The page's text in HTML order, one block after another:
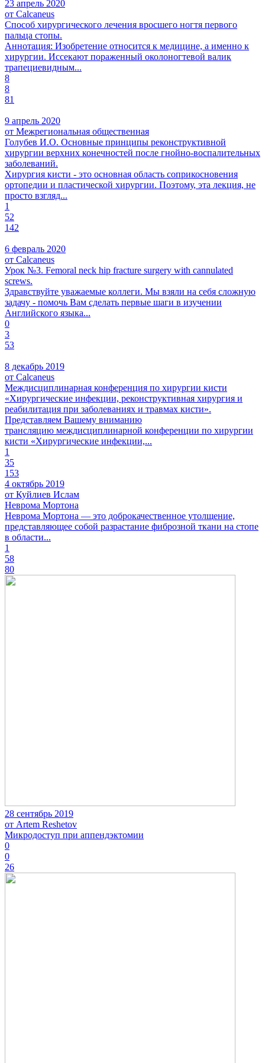
23 апрель 2020
от Calcaneus
Способ хирургического лечения вросшего ногтя первого
пальца стопы.
Аннотация: Изобретение относится к медицине, а именно к
хирургии. Иссекают пораженный околоногтевой валик
трапециевидным...
8
8
81
9 апрель 2020
от Межрегиональная общественная
Голубев И.О. Основные принципы реконструктивной
хирургии верхних конечностей после гнойно-воспалительных
заболеваний.
Хирургия кисти - это основная область соприкосновения
ортопедии и пластической хирургии. Поэтому, эта лекция, не
просто взгляд...
1
52
142
6 февраль 2020
от Calcaneus
Урок №3. Femoral neck hip fracture surgery with cannulated
screws.
Здравствуйте уважаемые коллеги. Мы взяли на себя сложную
задачу - помочь Вам сделать первые шаги в изучении
Английского языка...
0
3
53
8 декабрь 2019
от Calcaneus
Междисциплинарная конференция по хирургии кисти
«Хирургические инфекции, реконструктивная хирургия и
реабилитация при заболеваниях и травмах кисти».
Представляем Вашему вниманию
трансляцию междисциплинарной конференции по хирургии
кисти «Хирургические инфекции,...
1
35
153
4 октябрь 2019
от Куйлиев Ислам
Неврома Мортона
Неврома Мортона — это доброкачественное утолщение,
представляющее собой разрастание фиброзной ткани на стопе
в области...
1
58
80
28 сентябрь 2019
от Artem Reshetov
Микродоступ при аппендэктомии
0
0
26